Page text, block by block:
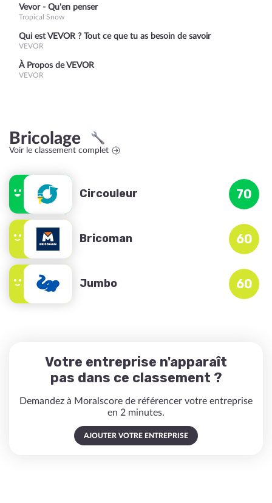
Vevor - Qu'en penser
Tropical Snow
Qui est VEVOR ? Tout ce que tu as besoin de savoir
VEVOR
À Propos de VEVOR
VEVOR
Bricolage
Voir le classement complet
Circouleur 70
Bricoman 60
Jumbo 60
Votre entreprise n'apparaît
pas dans ce classement ?
Demandez à Moralscore de référencer votre entreprise
en 2 minutes.
AJOUTER VOTRE ENTREPRISE